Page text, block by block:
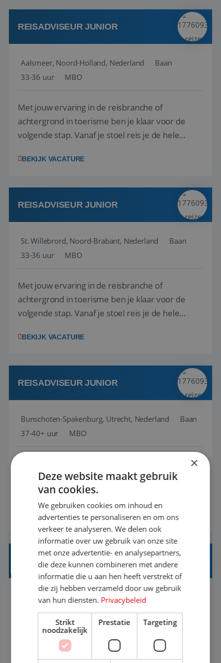
werken: of het nu gaat om vragen ...
REISADVISEUR JUNIOR
Aalsmeer, Noord-Holland, Nederland
Baan
33-36 uur
MBO
Met jouw ervaring in de reisbranche of
achtergrond in toerisme ben je klaar voor de
volgende stap. Vanaf je stoel reis je de hele
wensen van je team, je klant en wat er in de
klanten te overtuigen om die droomreis te
boeken! ...
BEKIJK VACATURE
REISADVISEUR JUNIOR
St. Willebrord, Noord-Brabant, Nederland
Baan
33-36 uur
MBO
Met jouw ervaring in de reisbranche of
achtergrond in toerisme ben je klaar voor de
volgende stap. Vanaf je stoel reis je de hele
wensen van je team, je klant en wat er in de
klanten te overtuigen om die droomreis te
boeken! ...
BEKIJK VACATURE
REISADVISEUR JUNIOR
Bunschoten-Spakenburg, Utrecht, Nederland
Baan
37-40+ uur
MBO
achtergrond in toerisme ben je klaar voor de
volgende stap. Vanaf je stoel reis je de hele
wereld over en speel je moeiteloos in op de
wensen van je team, je klant en wat er in de
reiswereld gebeurt. Met je enthousiasme weet je
klanten te overtuigen om die droomreis te
boeken! ...
BEKIJK VACATURE
REISADVISEUR ALLROUND
Aalsmeer, Noord-Holland, Nederland
33-36 uur
MBO
Een vakantie plannen is het leukste dat er is. Of
het nu voor jezelf is, of voor een ander: jij vindt
×
Deze website maakt gebruik
van cookies.
We gebruiken cookies om inhoud en
advertenties te personaliseren en om ons
verkeer te analyseren. We delen ook
informatie over uw gebruik van onze site
met onze advertentie- en analysepartners,
die deze kunnen combineren met andere
informatie die u aan hen heeft verstrekt of
die zij hebben verzameld door uw gebruik
van hun diensten. Privacybeleid
Strikt
noodzakelijk
Prestatie Targeting